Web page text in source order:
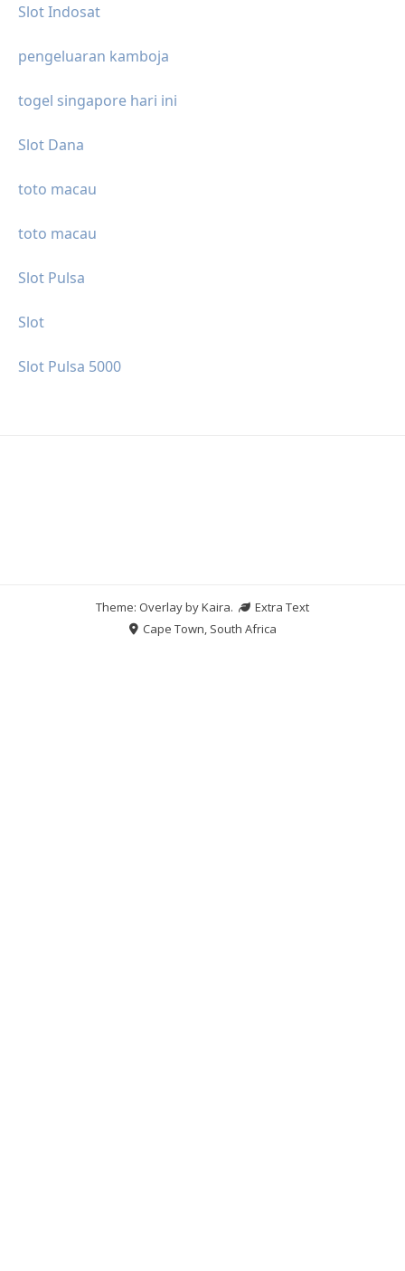
Slot Indosat
pengeluaran kamboja
togel singapore hari ini
Slot Dana
toto macau
toto macau
Slot Pulsa
Slot
Slot Pulsa 5000
Theme: Overlay byKaira.
Extra Text
Cape Town, South Africa